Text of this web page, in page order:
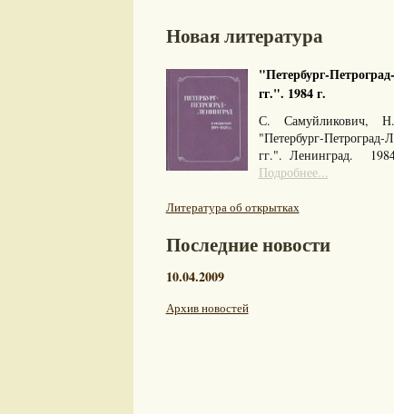
Новая литература
"Петербург-
гг.". 1984 г.
С. Самуйликович,
"Петербург-
гг.". Ленинград.
Подробнее...
Литература об открытках
Последние новости
10.04.2009
Архив новостей